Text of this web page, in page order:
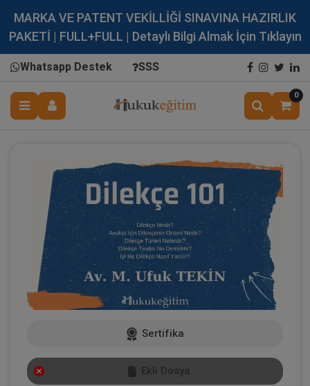
MARKA VE PATENT VEKİLLİĞİ SINAVINA HAZIRLIK
PAKETİ | FULL+FULL | Detaylı Bilgi Almak İçin Tıklayın
Whatsapp Destek SSS
0
Sertifika
Ekli Dosya